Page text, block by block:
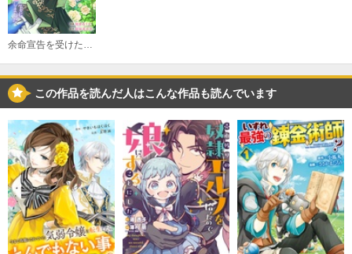
この作品を読んだ人はこんな作品も読んでいます